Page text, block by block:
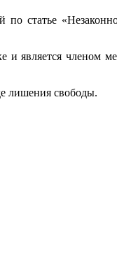
статье
является членом
лишения свободы.